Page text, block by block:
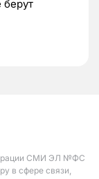
СМИ ЭЛ №ФС
в сфере связи,